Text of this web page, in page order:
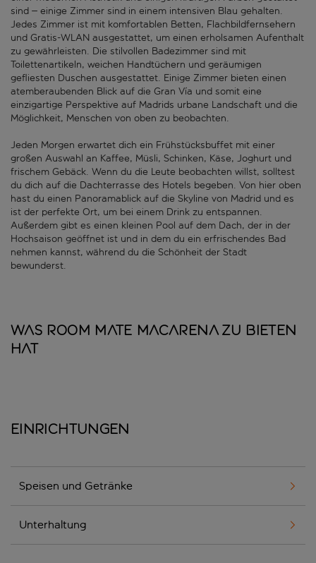
sind – einige Zimmer sind in einem intensiven Blau gehalten.
Jedes Zimmer ist mit komfortablen Betten, Flachbildfernsehern
und Gratis-WLAN ausgestattet, um einen erholsamen Aufenthalt
zu gewährleisten. Die stilvollen Badezimmer sind mit
Toilettenartikeln, weichen Handtüchern und geräumigen
gefliesten Duschen ausgestattet. Einige Zimmer bieten einen
atemberaubenden Blick auf die Gran Vía und somit eine
einzigartige Perspektive auf Madrids urbane Landschaft und die
Möglichkeit, Menschen von oben zu beobachten.
Jeden Morgen erwartet dich ein Frühstücksbuffet mit einer
großen Auswahl an Kaffee, Müsli, Schinken, Käse, Joghurt und
frischem Gebäck. Wenn du die Leute beobachten willst, solltest
du dich auf die Dachterrasse des Hotels begeben. Von hier oben
hast du einen Panoramablick auf die Skyline von Madrid und es
ist der perfekte Ort, um bei einem Drink zu entspannen.
Außerdem gibt es einen kleinen Pool auf dem Dach, der in der
Hochsaison geöffnet ist und in dem du ein erfrischendes Bad
nehmen kannst, während du die Schönheit der Stadt
bewunderst.
Was Room Mate Macarena zu bieten
hat
Einrichtungen
Speisen und Getränke
Unterhaltung